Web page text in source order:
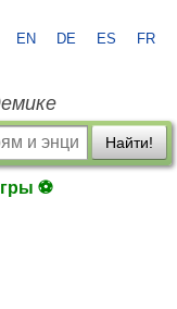
EN DE ES FR
Найти!
⚽